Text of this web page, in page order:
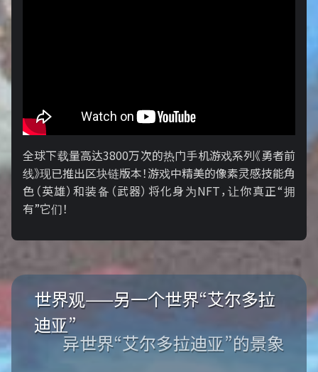
全球下载量高达3800万次的热门手机游戏系列《勇者前
线》现已推出区块链版本！游戏中精美的像素灵感技能角
色（英雄）和装备（武器）将化身为NFT，让你真正“拥
有”它们！
世界观——另一个世界“艾尔多拉
迪亚”
异世界“艾尔多拉迪亚”的景象